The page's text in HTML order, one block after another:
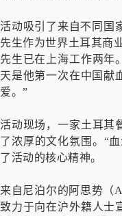
活动吸引了来自不同国
先生作为世界土耳其商
先生已在上海工作两年
天是他第一次在中国献
爱。”
活动现场，一家土耳其
了浓厚的文化氛围。“
了活动的核心精神。
来自尼泊尔的阿思势（
致力于向在沪外籍人士